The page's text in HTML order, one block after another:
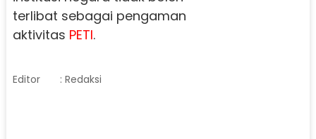
terlibat sebagai pengaman
aktivitas PETI.
Editor : Redaksi